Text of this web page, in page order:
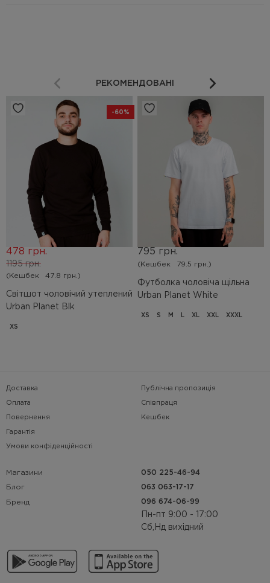
РЕКОМЕНДОВАНІ
-60%
Світшот чоловічий утеплений
Urban Planet Blk
1195 грн.
478 грн.
(Кешбек 47.8 грн.)
XS
Футболка чоловіча щільна
Urban Planet White
795 грн.
(Кешбек 79.5 грн.)
XS S M L XL XXL XXXL
Доставка
Оплата
Повернення
Гарантія
Умови конфіденційності
Публічна пропозиція
Співпраця
Кешбек
Магазини
Блог
Бренд
050 225-46-94
063 063-17-17
096 674-06-99
Пн-пт 9:00 - 17:00
Сб,Нд вихідний